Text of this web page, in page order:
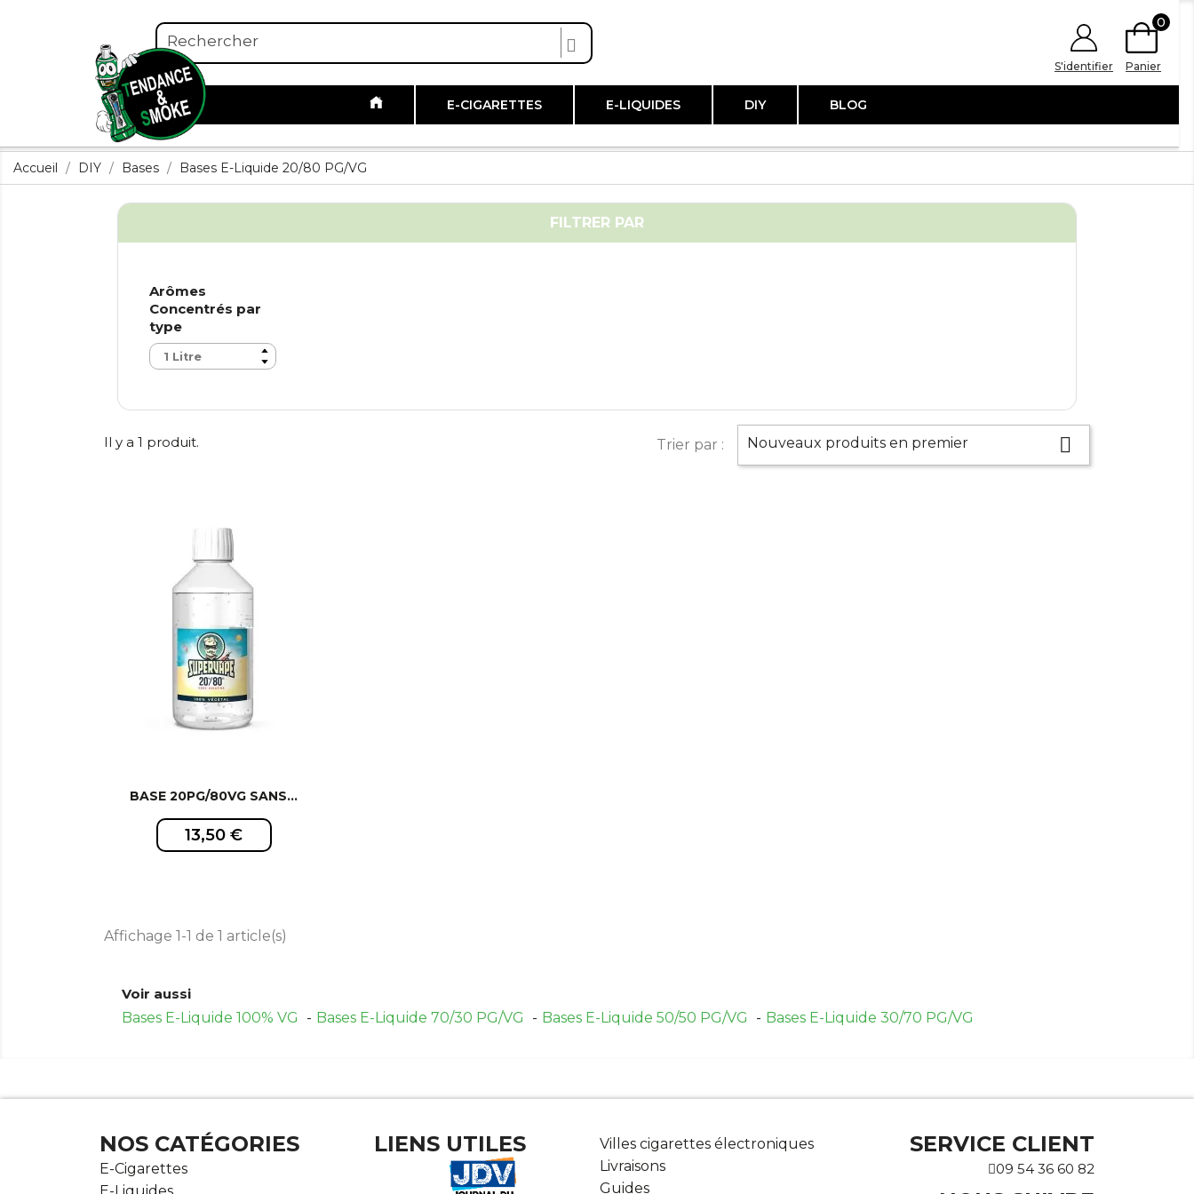
E-CIGARETTES E-LIQUIDES DIY BLOG
S'identifier
0
Panier
Accueil DIY Bases Bases E-Liquide 20/80 PG/VG
FILTRER PAR
Arômes
Concentrés par
type
Il y a 1 produit. Trier par : Nouveaux produits en premier 
BASE 20PG/80VG SANS...
13,50 €
Affichage 1-1 de 1 article(s)
Voir aussi
Bases E-Liquide 100% VG
Bases E-Liquide 70/30 PG/VG Bases E-Liquide 50/50 PG/VG Bases E-Liquide 30/70 PG/VG
NOS CATÉGORIES
E-Cigarettes
LIENS UTILES
Villes cigarettes électroniques
Livraisons
Guides
SERVICE CLIENT
09 54 36 60 82